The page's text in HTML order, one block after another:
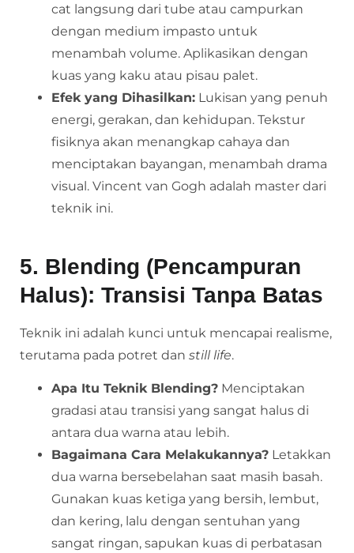
cat langsung dari tube atau campurkan
dengan medium impasto untuk
menambah volume. Aplikasikan dengan
kuas yang kaku atau pisau palet.
Efek yang Dihasilkan: Lukisan yang penuh
energi, gerakan, dan kehidupan. Tekstur
fisiknya akan menangkap cahaya dan
menciptakan bayangan, menambah drama
visual. Vincent van Gogh adalah master dari
teknik ini.
5. Blending (Pencampuran
Halus): Transisi Tanpa Batas
Teknik ini adalah kunci untuk mencapai realisme,
terutama pada potret dan still life.
Apa Itu Teknik Blending? Menciptakan
gradasi atau transisi yang sangat halus di
antara dua warna atau lebih.
Bagaimana Cara Melakukannya? Letakkan
dua warna bersebelahan saat masih basah.
Gunakan kuas ketiga yang bersih, lembut,
dan kering, lalu dengan sentuhan yang
sangat ringan, sapukan kuas di perbatasan